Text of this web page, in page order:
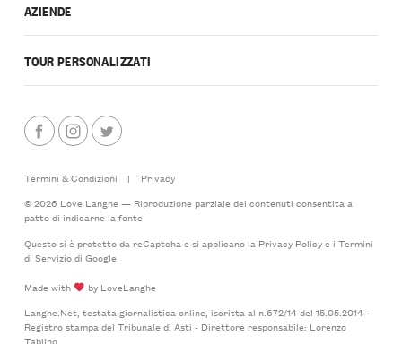
AZIENDE
TOUR PERSONALIZZATI
Termini & Condizioni |
Privacy
© 2026 Love Langhe — Riproduzione parziale dei contenuti consentita a
patto di indicarne la fonte
Questo si è protetto da reCaptcha e si applicano la Privacy Policye i Termini
di Serviziodi Google
Made with
by LoveLanghe
Langhe.Net, testata giornalistica online, iscritta al n.672/14 del 15.05.2014 -
Registro stampa del Tribunale di Asti - Direttore responsabile: Lorenzo